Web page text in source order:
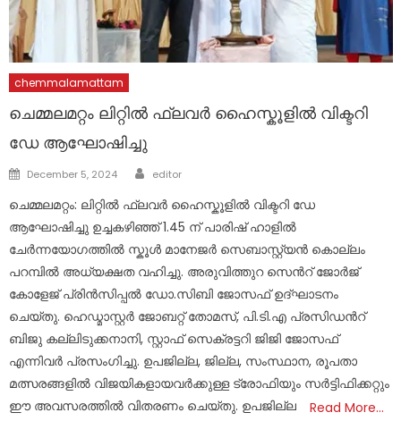
chemmalamattam
ചെമ്മലമറ്റം ലിറ്റിൽ ഫ്ലവർ ഹൈസ്കൂളിൽ വിക്ടറി
ഡേ ആഘോഷിച്ചു
Posted
December 5, 2024 Author
editor
ചെമ്മലമറ്റം: ലിറ്റിൽ ഫ്ലവർ ഹൈസ്കൂളിൽ വിക്ടറി ഡേ
ആഘോഷിച്ചു ഉച്ചകഴിഞ്ഞ് 1.45 ന് പാരിഷ് ഹാളിൽ
ചേർന്നയോഗത്തിൽ സ്കൂൾ മാനേജർ സെബാസ്റ്റ്യൻ കൊല്ലം
പറമ്പിൽ അധ്യക്ഷത വഹിച്ചു. അരുവിത്തുറ സെൻറ് ജോർജ്
കോളേജ് പ്രിൻസിപ്പൽ ഡോ.സിബി ജോസഫ് ഉദ്ഘാടനം
ചെയ്തു. ഹെഡ്മാസ്റ്റർ ജോബറ്റ് തോമസ്, പി.ടി.എ പ്രസിഡൻറ്
ബിജു കല്ലിടുക്കനാനി, സ്റ്റാഫ് സെക്രട്ടറി ജിജി ജോസഫ്
എന്നിവർ പ്രസംഗിച്ചു. ഉപജില്ല, ജില്ല, സംസ്ഥാന, രൂപതാ
മത്സരങ്ങളിൽ വിജയികളായവർക്കുള്ള ട്രോഫിയും സർട്ടിഫിക്കറ്റും
ഈ അവസരത്തിൽ വിതരണം ചെയ്തു. ഉപജില്ല
Read More…